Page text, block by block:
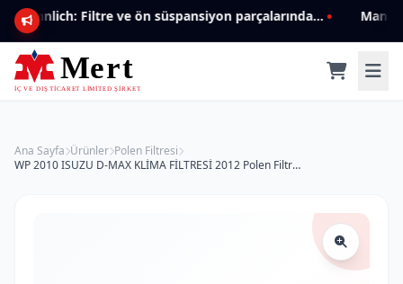
Mannlich: Filtre ve ön süspansiyon parçalarında genişleyen ürün yelpazesiyle kalite ve güven.
Ana Sayfa Ürünler Polen Filtresi
WP 2010 ISUZU D-MAX KLİMA FİLTRESİ 2012 Polen Filtresi